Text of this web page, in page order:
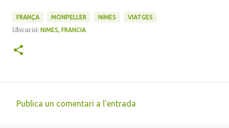
FRANÇA MONPELLER NIMES VIATGES
Ubicació: NIMES, FRANCIA
Publica un comentari a l'entrada